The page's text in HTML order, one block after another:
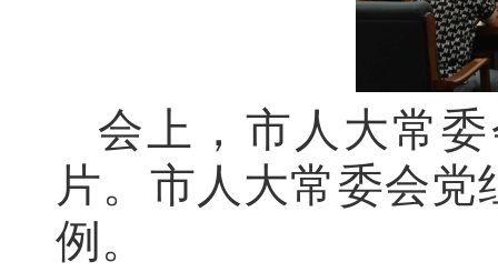
会上，市人大常
片。市人大常委会
例。